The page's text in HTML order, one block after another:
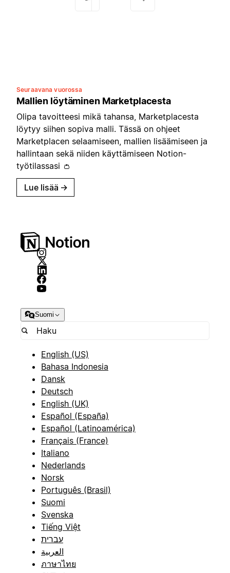
Seuraavana vuorossa
Mallien löytäminen Marketplacesta
Olipa tavoitteesi mikä tahansa, Marketplacesta
löytyy siihen sopiva malli. Tässä on ohjeet
Marketplacen selaamiseen, mallien lisäämiseen ja
hallintaan sekä niiden käyttämiseen Notion-
työtilassasi 👛
Lue lisää →
Suomi
English (US)
Bahasa Indonesia
Dansk
Deutsch
English (UK)
Español (España)
Español (Latinoamérica)
Français (France)
Italiano
Nederlands
Norsk
Português (Brasil)
Suomi
Svenska
Tiếng Việt
עברית
العربية
ภาษาไทย